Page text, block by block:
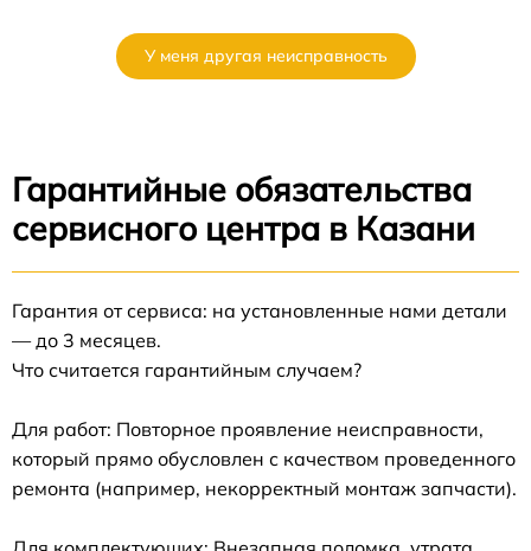
У меня другая неисправность
Гарантийные обязательства
сервисного центра в Казани
Гарантия от сервиса: на установленные нами детали
— до 3 месяцев.
Что считается гарантийным случаем?
Для работ: Повторное проявление неисправности,
который прямо обусловлен с качеством проведенного
ремонта (например, некорректный монтаж запчасти).